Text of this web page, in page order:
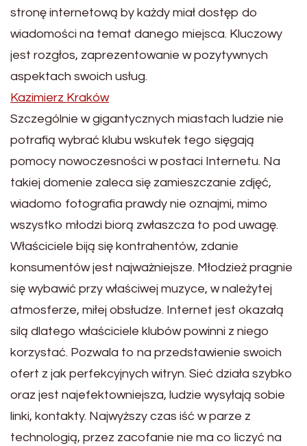
stronę internetową by każdy miał dostęp do
wiadomości na temat danego miejsca. Kluczowy
jest rozgłos, zaprezentowanie w pozytywnych
aspektach swoich usług.
Kazimierz Kraków
Szczególnie w gigantycznych miastach ludzie nie
potrafią wybrać klubu wskutek tego sięgają
pomocy nowoczesności w postaci Internetu. Na
takiej domenie zaleca się zamieszczanie zdjęć,
wiadomo fotografia prawdy nie oznajmi, mimo
wszystko młodzi biorą zwłaszcza to pod uwagę.
Właściciele biją się kontrahentów, zdanie
konsumentów jest najważniejsze. Młodzież pragnie
się wybawić przy właściwej muzyce, w należytej
atmosferze, miłej obsłudze. Internet jest okazałą
silą dlatego właściciele klubów powinni z niego
korzystać. Pozwala to na przedstawienie swoich
ofert z jak perfekcyjnych witryn. Sieć działa szybko
oraz jest najefektowniejsza, ludzie wysyłają sobie
linki, kontakty. Najwyższy czas iść w parze z
technologią, przez zacofanie nie ma co liczyć na